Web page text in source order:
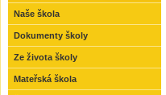
Naše škola
Dokumenty školy
Ze života školy
Mateřská škola